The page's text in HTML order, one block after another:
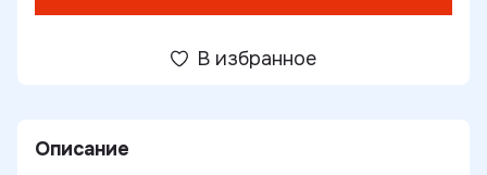
В избранное
Описание